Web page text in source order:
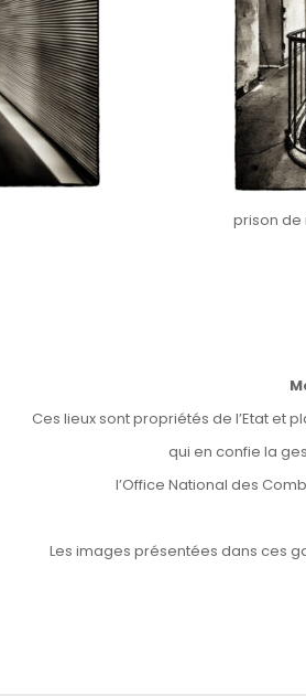
prison de
Ces lieux sont propriétés de l’Etat et
qui en confie la
l’Office National des
Les images présentées dans ces